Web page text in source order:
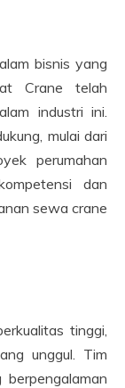
bisnis yang
Crane telah
industri ini.
mulai dari
perumahan
dan
sewa crane
tinggi,
unggul. Tim